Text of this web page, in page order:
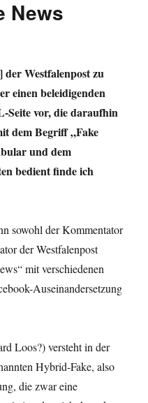
„Doppelrolle“
News
Westfalenpost zu
einen beleidigenden
Seite vor, die daraufhin
dem Begriff „Fake
und dem
bedient finde ich
sowohl der Kommentator
der Westfalenpost
mit verschiedenen
Auseinandersetzung
Loos?) versteht in der
Hybrid-Fake, also
die zwar eine